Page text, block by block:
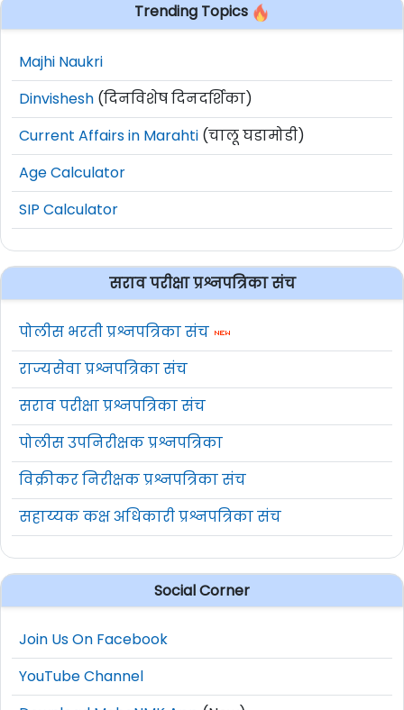
Trending Topics
Majhi Naukri
Dinvishesh (दिनविशेष दिनदर्शिका)
Current Affairs in Marahti (चालू घडामोडी)
Age Calculator
SIP Calculator
सराव परीक्षा प्रश्नपत्रिका संच
पोलीस भरती प्रश्नपत्रिका संच
राज्यसेवा प्रश्नपत्रिका संच
सराव परीक्षा प्रश्नपत्रिका संच
पोलीस उपनिरीक्षक प्रश्नपत्रिका
विक्रीकर निरीक्षक प्रश्नपत्रिका संच
सहाय्यक कक्ष अधिकारी प्रश्नपत्रिका संच
Social Corner
Join Us On Facebook
YouTube Channel